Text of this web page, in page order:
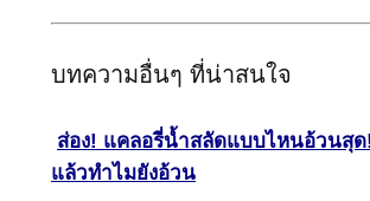
บทความอื่นๆ ที่น่าสนใจ
ส่อง! แคลอรี่น้ำสลัดแบบไหนอ้วนสุ
แล้วทำไมยังอ้วน